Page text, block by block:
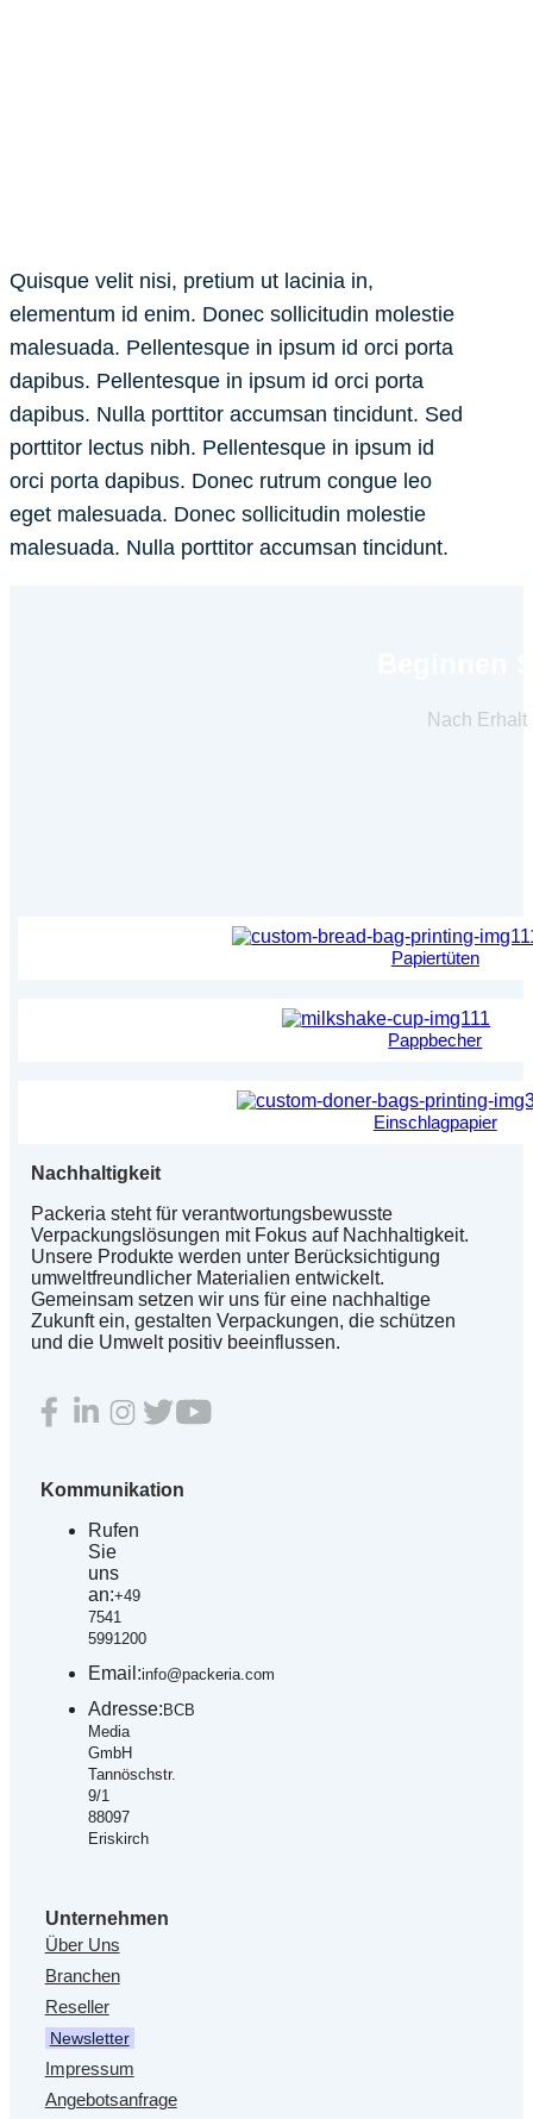
Quisque velit nisi, pretium ut lacinia in,
elementum id enim. Donec sollicitudin molestie
malesuada. Pellentesque in ipsum id orci porta
dapibus. Pellentesque in ipsum id orci porta
dapibus. Nulla porttitor accumsan tincidunt. Sed
porttitor lectus nibh. Pellentesque in ipsum id
orci porta dapibus. Donec rutrum congue leo
eget malesuada. Donec sollicitudin molestie
malesuada. Nulla porttitor accumsan tincidunt.
Nach
Papiertüten
Pappbecher
Einschlagpapier
Nachhaltigkeit
Packeria steht für verantwortungsbewusste
Verpackungslösungen mit Fokus auf Nachhaltigkeit.
Unsere Produkte werden unter Berücksichtigung
umweltfreundlicher Materialien entwickelt.
Gemeinsam setzen wir uns für eine nachhaltige
Zukunft ein, gestalten Verpackungen, die schützen
und die Umwelt positiv beeinflussen.
Kommunikation
Rufen
Sie
uns
an:+49
7541
5991200
Email:info@packeria.com
Adresse: BCB
Media
GmbH
Tannöschstr.
9/1
88097
Eriskirch
Unternehmen
Über Uns
Branchen
Reseller
Newsletter
Impressum
Angebotsanfrage